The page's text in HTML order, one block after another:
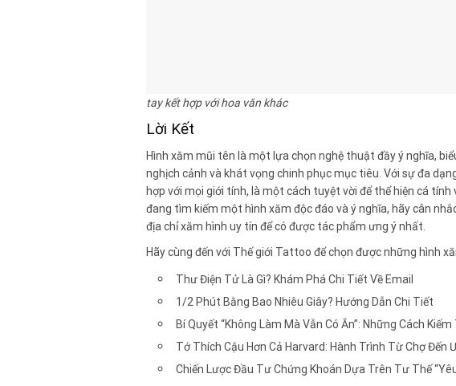
tay kết hợp với hoa văn khác
Lời Kết
Hình xăm mũi tên là một lựa chọn nghệ thuật đầy ý nghĩa,
nghịch cảnh và khát vọng chinh phục mục tiêu. Với sự đa
hợp với mọi giới tính, là một cách tuyệt vời để thể hiện cá
đang tìm kiếm một hình xăm độc đáo và ý nghĩa, hãy cân
địa chỉ xăm hình uy tín để có được tác phẩm ưng ý nhất.
Hãy cùng đến với Thế giới Tattoo để chọn được những hình
Thư Điện Tử Là Gì? Khám Phá Chi Tiết Về Email
1/2 Phút Bằng Bao Nhiêu Giây? Hướng Dẫn Chi Tiết
Bí Quyết “Không Làm Mà Vẫn Có Ăn”: Những Cách
Tớ Thích Cậu Hơn Cả Harvard: Hành Trình Từ Chợ Đến
Chiến Lược Đầu Tư Chứng Khoán Dựa Trên Tư Thế